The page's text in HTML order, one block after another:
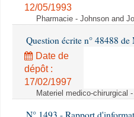
12/05/1993
Pharmacie - Johnson and
Question écrite n° 48488
Date de
dépôt :
17/02/1997
Materiel medico-chirurgical
N° 1493 - Rapport